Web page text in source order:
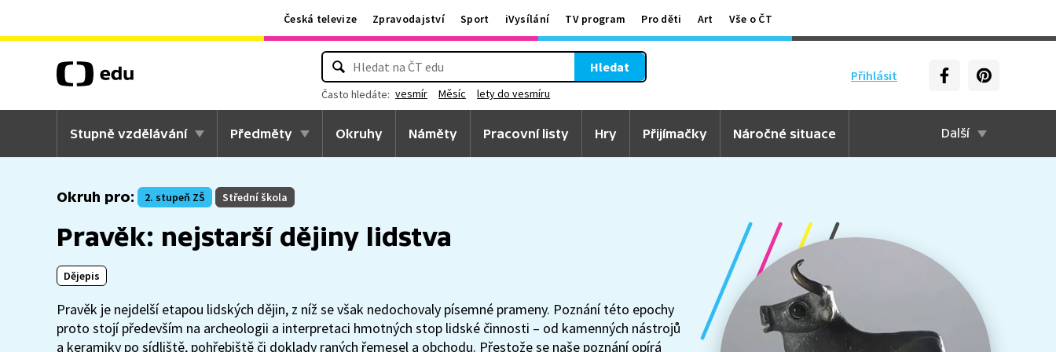
Česká televize Zpravodajství Sport iVysílání TV program Pro děti Art Vše o ČT
Přihlásit
Hledat
Často hledáte: vesmír Měsíc lety do vesmíru
Stupně vzdělávání Předměty Okruhy Náměty Pracovní listy Hry Přijímačky Náročné situace Další
Okruh pro: 2. stupeň ZŠ Střední škola
Pravěk: nejstarší dějiny lidstva
Dějepis
Pravěk je nejdelší etapou lidských dějin, z níž se však nedochovaly písemné prameny. Poznání této epochy
proto stojí především na archeologii a interpretaci hmotných stop lidské činnosti – od kamenných nástrojů
a keramiky po sídliště, pohřebiště či doklady raných řemesel a obchodu. Přestože se naše poznání opírá